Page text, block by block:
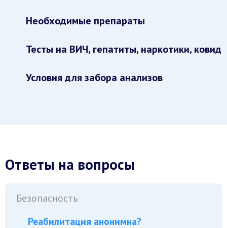
Необходимые препараты
Тесты на ВИЧ, гепатиты, наркотики, ковид
Условия для забора анализов
Ответы на вопросы
Безопасность
Реабилитация анонимна?